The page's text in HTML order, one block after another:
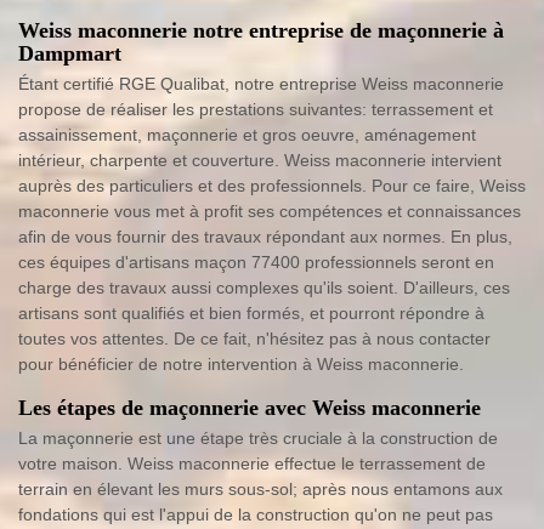
Weiss maconnerie notre entreprise de maçonnerie à
Dampmart
Étant certifié RGE Qualibat, notre entreprise Weiss maconnerie
propose de réaliser les prestations suivantes: terrassement et
assainissement, maçonnerie et gros oeuvre, aménagement
intérieur, charpente et couverture. Weiss maconnerie intervient
auprès des particuliers et des professionnels. Pour ce faire, Weiss
maconnerie vous met à profit ses compétences et connaissances
afin de vous fournir des travaux répondant aux normes. En plus,
ces équipes d'artisans maçon 77400 professionnels seront en
charge des travaux aussi complexes qu'ils soient. D'ailleurs, ces
artisans sont qualifiés et bien formés, et pourront répondre à
toutes vos attentes. De ce fait, n'hésitez pas à nous contacter
pour bénéficier de notre intervention à Weiss maconnerie.
Les étapes de maçonnerie avec Weiss maconnerie
La maçonnerie est une étape très cruciale à la construction de
votre maison. Weiss maconnerie effectue le terrassement de
terrain en élevant les murs sous-sol; après nous entamons aux
fondations qui est l'appui de la construction qu'on ne peut pas